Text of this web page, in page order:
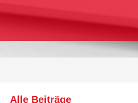
Alle Beiträge